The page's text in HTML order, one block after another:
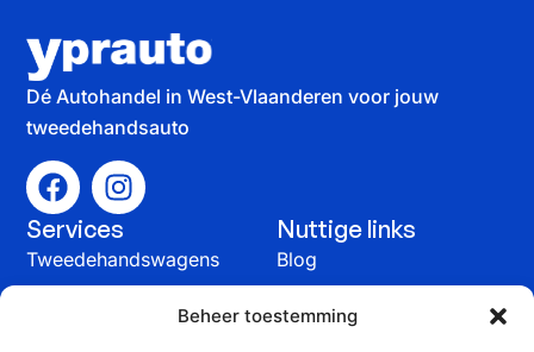
Beheer toestemming
Dé Autohandel in West-Vlaanderen voor jouw
tweedehandsauto
Services
Tweedehandswagens
Nuttige links
Blog
Contact